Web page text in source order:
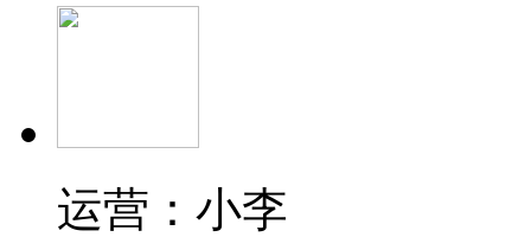
运营：小李